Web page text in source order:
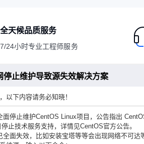
全天候品质服务
7/24小时专业工程师服务
合作伙伴
代理推广
止维护导致源失效解决方案
以下内容请务必知晓！
面停止维护CentOS Linux项目，公告指出
止技术服务支持，详情见CentOS官方公告。
全面失效，比如安装宝塔等等会出现网络不可达